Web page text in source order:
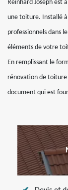
Reinhard Joseph est
une toiture. Installé
professionnels dans
éléments de votre
En remplissant le
rénovation de toiture
document qui est